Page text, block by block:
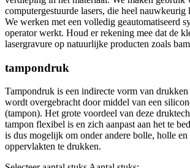
computergestuurde lasers, die heel nauwkeurig
We werken met een volledig geautomatiseerd
operator werkt. Houd er rekening mee dat de
lasergravure op natuurlijke producten zoals
tampondruk
Tampondruk is een indirecte vorm van
wordt overgebracht door middel van een
(tampon). Het grote voordeel van deze
tampon flexibel is en zich aanpast aan het te
is dus mogelijk om onder andere bolle, holle en
oppervlakten te drukken.